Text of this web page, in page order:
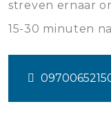
streven ernaar
15-30 minuten